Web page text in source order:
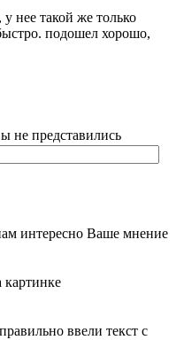
у нее такой же только
подошел хорошо,
не представились
интересно Ваше мнение
картинке
ввели текст с